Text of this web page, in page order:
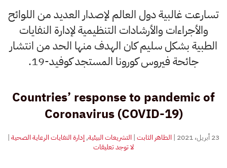
تسارعت غالبية دول العالم لإصدار العديد من اللوائح
والأجراءات والأرشادات التنظيمية لإدارة النفايات
الطبية بشكل سليم كان الهدف منها الحد من انتشار
جائحة فيروس كورونا المستجد كوفيد-19.
Countries’ response to pandemic of
Coronavirus (COVID-19)
23 أبريل، 2021 | الطاهر الثابت| التشريعات البيئية, إدارة النفايات الرعاية الصحية|
لا توجد تعليقاتعلى